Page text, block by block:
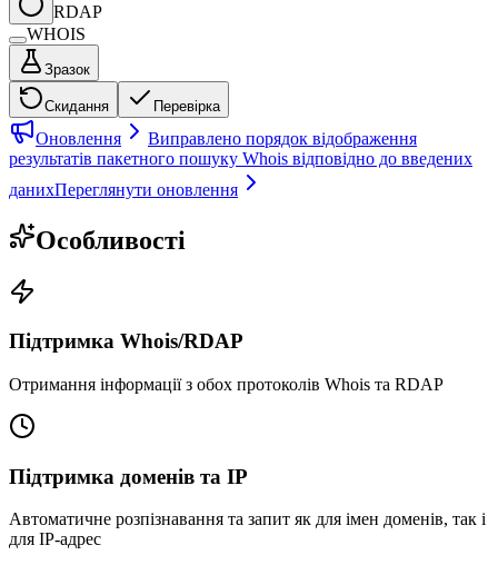
RDAP
WHOIS
Зразок
Скидання Перевірка
Оновлення
Виправлено порядок відображення
результатів пакетного пошуку Whois відповідно до введених
данихПереглянути оновлення
Особливості
Підтримка Whois/RDAP
Отримання інформації з обох протоколів Whois та RDAP
Підтримка доменів та IP
Автоматичне розпізнавання та запит як для імен доменів, так і
для IP-адрес